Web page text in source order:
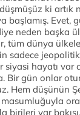
ki artık
başlamış. Evet,
neden başka
tüm dünya
sadece
hayatı var
Bir gün onlar
Hem düşünün
birileri var